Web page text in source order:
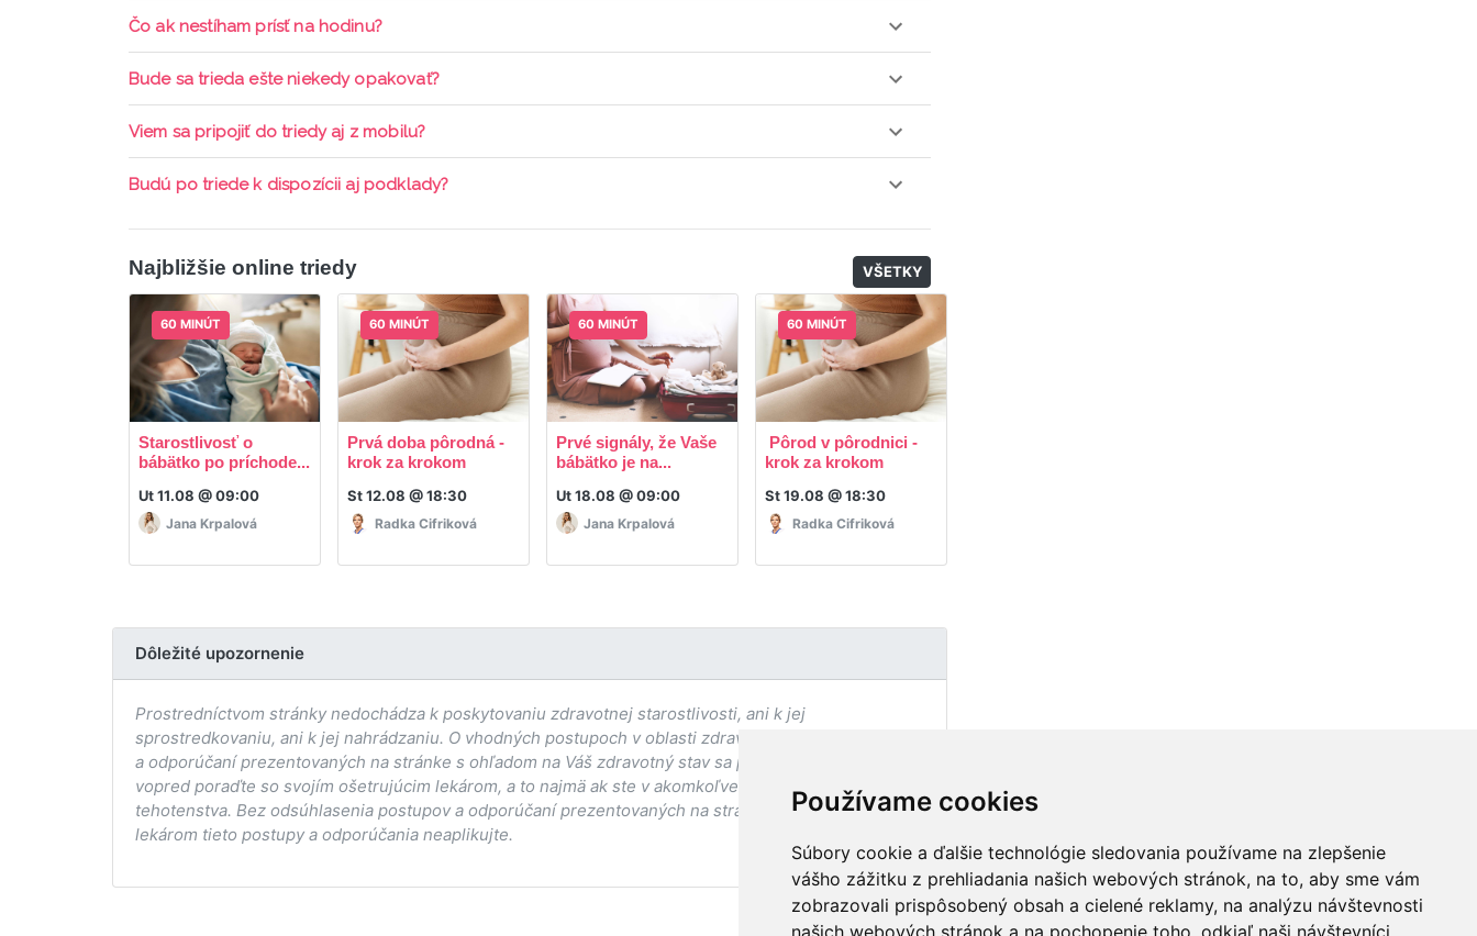
Používame cookies
Súbory cookie a ďalšie technológie sledovania používame na zlepšenie
vášho zážitku z prehliadania našich webových stránok, na to, aby sme vám
zobrazovali prispôsobený obsah a cielené reklamy, na analýzu návštevnosti
našich webových stránok a na pochopenie toho, odkiaľ naši návštevníci
Pripojenie do online triedy prebieha priamo cez web-stránku mamaclass.sk, stačí sledovať
Čo ak nestíham prísť na hodinu?
Každá trieda sa nahráva a je k dispozícií po dobu 7 dní. Pre pozretie video nahrávky je potrebné mať
Bude sa trieda ešte niekedy opakovať?
Triedy sa priebežne opakujú, stačí sledovať ponuku kurzov a tried.
Viem sa pripojiť do triedy aj z mobilu?
Áno, pripojenie do triedy je možné aj cez mobil, nie je k tomu potrebné sťahovať žiadne ďalšie appky
Budú po triede k dispozícii aj podklady?
Áno, po skončení triedy dostávate prístup na dodatočný materiál, ktorý Vaša hostka dala k dispozícií.
Najbližšie online triedy VŠETKY
60 MINÚT
Starostlivosť o
bábätko po príchode...
Ut 11.08 @ 09:00
Jana Krpalová
60 MINÚT
Prvá doba pôrodná -
krok za krokom
St 12.08 @ 18:30
Radka Cifriková
60 MINÚT
Prvé signály, že Vaše
bábätko je na...
Ut 18.08 @ 09:00
Jana Krpalová
60 MINÚT
Pôrod v pôrodnici -
krok za krokom
St 19.08 @ 18:30
Radka Cifriková
Dôležité upozornenie
Prostredníctvom stránky nedochádza k poskytovaniu zdravotnej starostlivosti, ani k jej
sprostredkovaniu, ani k jej nahrádzaniu. O vhodných postupoch v oblasti zdravia, vhodnosti postupov
a odporúčaní prezentovaných na stránke s ohľadom na Váš zdravotný stav sa pred ich aplikáciou vždy
vopred poraďte so svojím ošetrujúcim lekárom, a to najmä ak ste v akomkoľvek štádiu
tehotenstva. Bez odsúhlasenia postupov a odporúčaní prezentovaných na stránke Vaším ošetrujúcim
lekárom tieto postupy a odporúčania neaplikujte.